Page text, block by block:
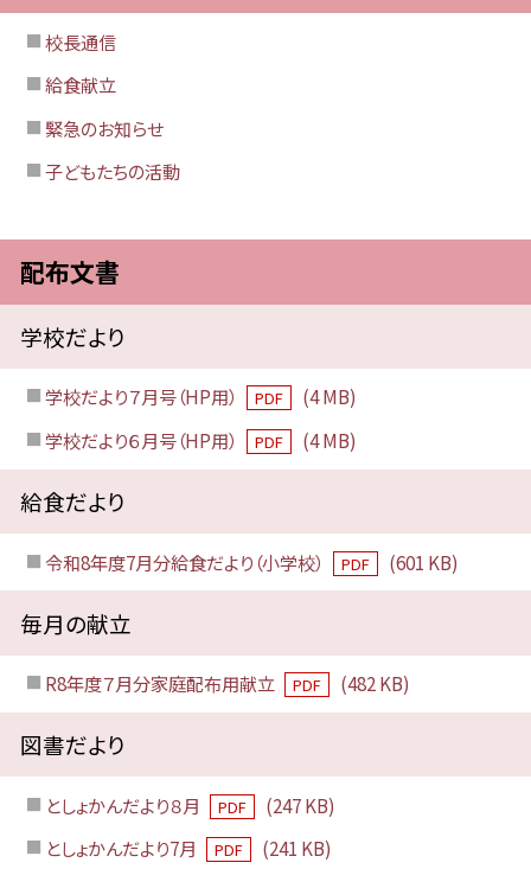
校長通信
給食献立
緊急のお知らせ
子どもたちの活動
配布文書
学校だより
学校だより７月号（HP用） PDF
(4 MB)
学校だより６月号（HP用）
PDF (4 MB)
給食だより
令和8年度7月分給食だより（小学校） PDF (601 KB)
毎月の献立
R8年度７月分家庭配布用献立 PDF (482 KB)
図書だより
としょかんだより８月 PDF
(247 KB)
としょかんだより7月
PDF (241 KB)